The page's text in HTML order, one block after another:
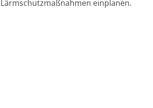
Lärmschutzmaßnahmen einplanen.